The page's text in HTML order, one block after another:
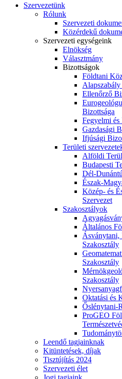
Szervezetünk
Rólunk
Szervezeti
Közérdekű
Szervezeti egységeink
Elnökség
Választmány
Bizottságok
Földtani
Ellenőrző
Bizottsága
Fegyelmi
Gazdasági
Ifjúsági
Területi
Alföldi
Budapesti
Dél-
Észak-
Közép- és
Szervezet
Szakosztályok
Általános
Ásványtani,
Szakosztály
Szakosztály
Szakosztály
Oktatási és
Őslénytani-
ProGEO
Leendő tagjainknak
Kitüntetések, díjak
Tisztújítás 2024
Szervezeti élet
Jogi tagjaink